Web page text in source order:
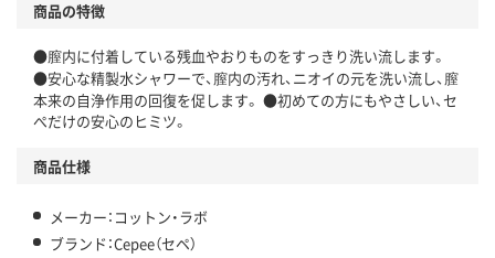
商品の特徴
●膣内に付着している残血やおりものをすっきり洗い流します。
●安心な精製水シャワーで、膣内の汚れ、ニオイの元を洗い流し、膣
本来の自浄作用の回復を促します。 ●初めての方にもやさしい、セ
ぺだけの安心のヒミツ。
商品仕様
メーカー：コットン・ラボ
ブランド：Cepee（セペ）